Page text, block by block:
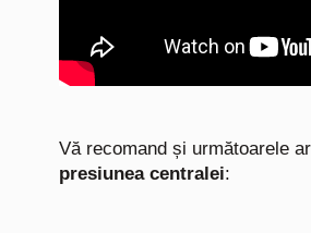
Vă recomand și următoarele
presiunea centralei: